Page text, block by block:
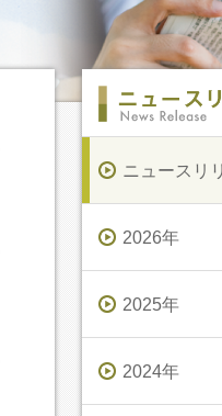
ニュースリ
2026年
2025年
2024年